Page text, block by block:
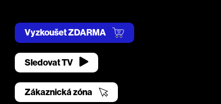
Vyzkoušet ZDARMA
Sledovat TV
Zákaznická zóna